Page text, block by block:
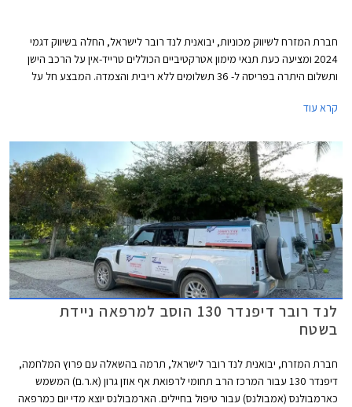
חברת המזרח לשיווק מכוניות, יבואנית לנד רובר לישראל, החלה בשיווק דגמי
2024 ומציעה כעת תנאי מימון אטרקטיביים הכוללים טרייד-אין על הרכב הישן
ותשלום היתרה בפריסה ל- 36 תשלומים ללא ריבית והצמדה. המבצע חל על
קרא עוד
לנד רובר דיפנדר 130 הוסב למרפאה ניידת
בשטח
חברת המזרח, יבואנית לנד רובר לישראל, תרמה בהשאלה עם פרוץ המלחמה,
דיפנדר 130 עבור המרכז הרב תחומי לרפואת אף אוזן גרון (א.ר.ם) המשמש
כארמבולנס (אמבולנס) עבור טיפול בחיילים. הארמבולנס יוצא מדי יום כמרפאה